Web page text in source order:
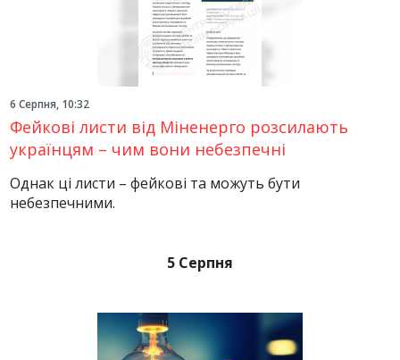
6 Серпня, 10:32
Фейкові листи від Міненерго розсилають
українцям – чим вони небезпечні
Однак ці листи – фейкові та можуть бути
небезпечними.
5 Серпня